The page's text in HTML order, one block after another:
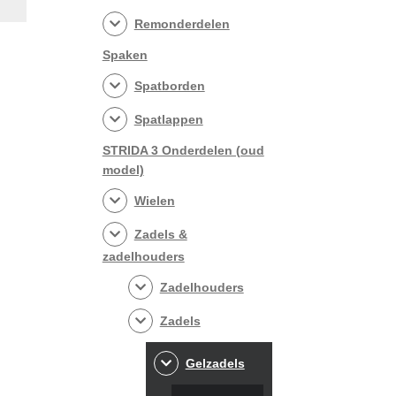
Remonderdelen
Spaken
Spatborden
Spatlappen
STRIDA 3 Onderdelen (oud
model)
Wielen
Zadels &
zadelhouders
Zadelhouders
Zadels
Gelzadels